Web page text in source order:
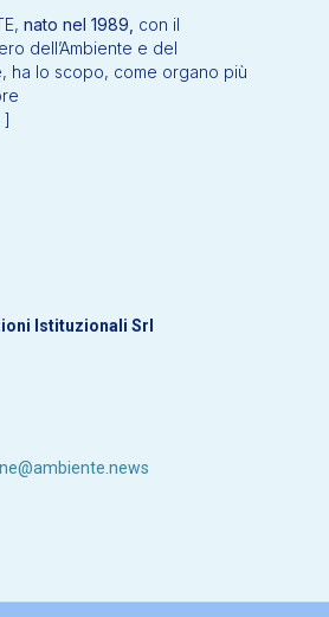
nato nel 1989, con il
dell’Ambiente e del
ha lo scopo, come organo più
]
Istituzionali Srl